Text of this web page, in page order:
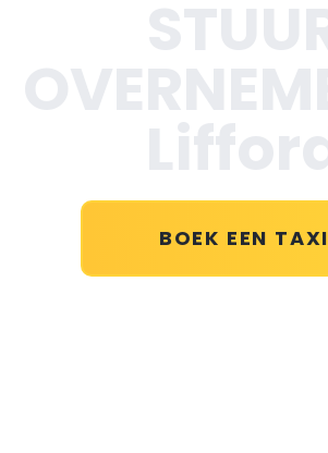
BOEK EEN TAXI